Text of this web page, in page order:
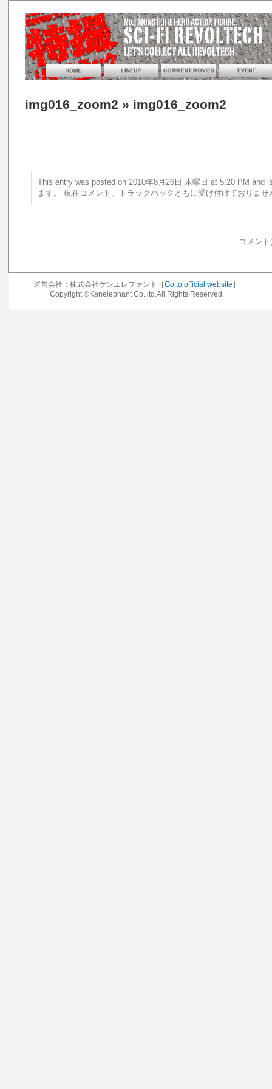
img016_zoom2 » img016_zoom2
This entry was posted on 2010年8月26日 木曜日 at 5:20 PM
ます。 現在コメント、トラックバックともに受け付けておりませ
コメン
運営会社：株式会社ケンエレファント［Go to official website ］
Copyright ©Kenelephant Co.,ltd.All Rights Reserved.